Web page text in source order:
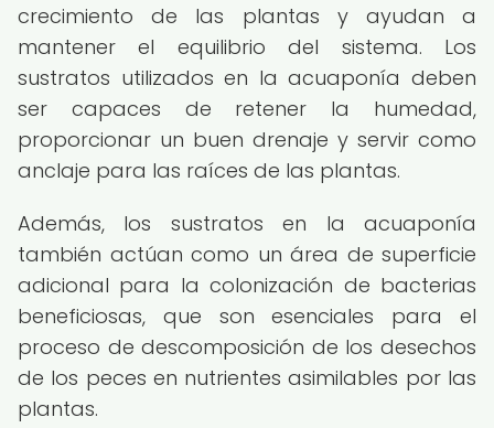
crecimiento de las plantas y ayudan a
mantener el equilibrio del sistema. Los
sustratos utilizados en la acuaponía deben
ser capaces de retener la humedad,
proporcionar un buen drenaje y servir como
anclaje para las raíces de las plantas.
Además, los sustratos en la acuaponía
también actúan como un área de superficie
adicional para la colonización de bacterias
beneficiosas, que son esenciales para el
proceso de descomposición de los desechos
de los peces en nutrientes asimilables por las
plantas.